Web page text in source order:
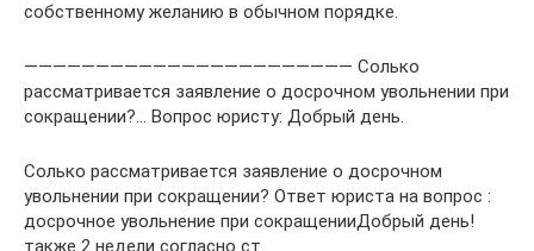
собственному желанию в обычном порядке.
——————————————————————— Солько
рассматривается заявление о досрочном увольнении при
сокращении?… Вопрос юристу: Добрый день.
Солько рассматривается заявление о досрочном
увольнении при сокращении? Ответ юриста на вопрос :
досрочное увольнение при сокращенииДобрый день!
также 2 недели согласно ст.